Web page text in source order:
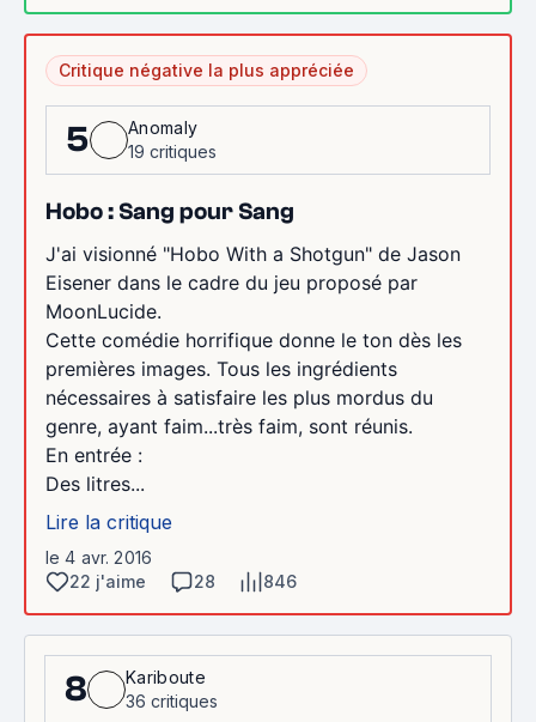
Critique négative la plus appréciée
5
Anomaly
19 critiques
Hobo : Sang pour Sang
J'ai visionné "Hobo With a Shotgun" de Jason
Eisener dans le cadre du jeu proposé par
MoonLucide.
Cette comédie horrifique donne le ton dès les
premières images. Tous les ingrédients
nécessaires à satisfaire les plus mordus du
genre, ayant faim...très faim, sont réunis.
En entrée :
Des litres...
Lire la critique
le 4 avr. 2016
22 j'aime
28 846
8
Kariboute
36 critiques